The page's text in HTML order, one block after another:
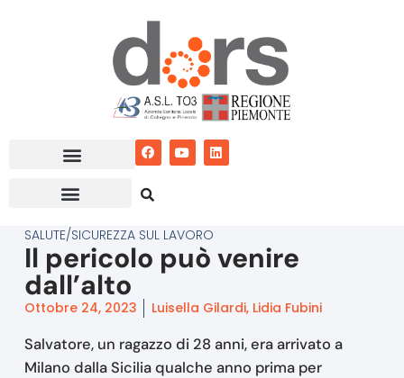
SALUTE/SICUREZZA SUL LAVORO
Il pericolo può venire
dall’alto
Ottobre 24, 2023 Luisella Gilardi, Lidia Fubini
Salvatore, un ragazzo di 28 anni, era arrivato a
Milano dalla Sicilia qualche anno prima per